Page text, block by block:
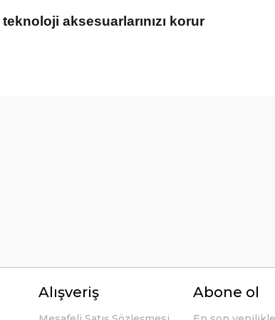
aksesuarlarınızı korur
bir şekilde benimle
Alışveriş Abone ol